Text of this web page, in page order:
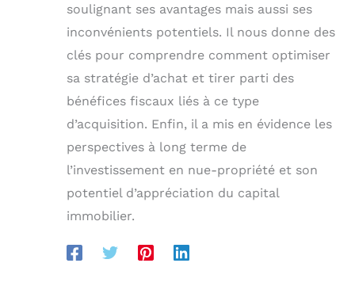
soulignant ses avantages mais aussi ses
inconvénients potentiels. Il nous donne des
clés pour comprendre comment optimiser
sa stratégie d’achat et tirer parti des
bénéfices fiscaux liés à ce type
d’acquisition. Enfin, il a mis en évidence les
perspectives à long terme de
l’investissement en nue-propriété et son
potentiel d’appréciation du capital
immobilier.